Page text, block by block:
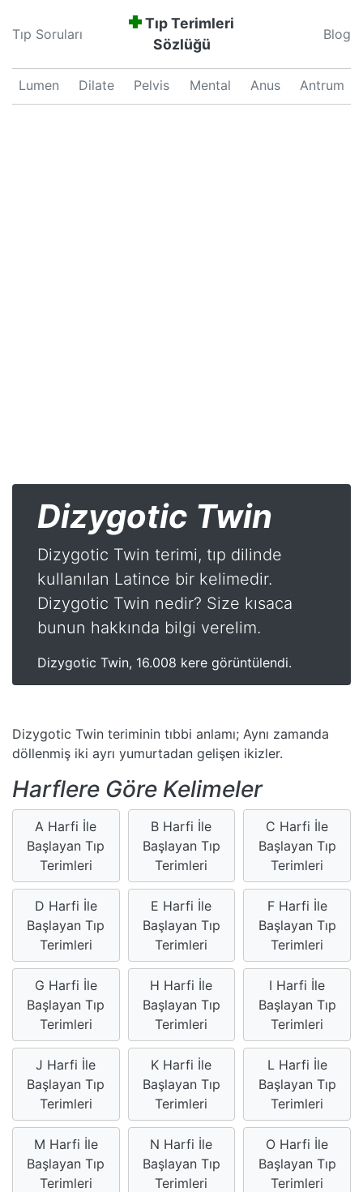
Tıp Soruları
Tıp Terimleri
Sözlüğü
Blog
Lumen Dilate Pelvis Mental Anus
Antrum
Dizygotic Twin
Dizygotic Twin terimi, tıp dilinde
kullanılan Latince bir kelimedir.
Dizygotic Twin nedir? Size kısaca
bunun hakkında bilgi verelim.
Dizygotic Twin, 16.008 kere görüntülendi.
Dizygotic Twin teriminin tıbbi anlamı; Aynı zamanda
döllenmiş iki ayrı yumurtadan gelişen ikizler.
Harflere Göre Kelimeler
A Harfi İle
Başlayan Tıp
Terimleri
B Harfi İle
Başlayan Tıp
Terimleri
C Harfi İle
Başlayan Tıp
Terimleri
D Harfi İle
Başlayan Tıp
Terimleri
E Harfi İle
Başlayan Tıp
Terimleri
F Harfi İle
Başlayan Tıp
Terimleri
G Harfi İle
Başlayan Tıp
Terimleri
H Harfi İle
Başlayan Tıp
Terimleri
I Harfi İle
Başlayan Tıp
Terimleri
J Harfi İle
Başlayan Tıp
Terimleri
K Harfi İle
Başlayan Tıp
Terimleri
L Harfi İle
Başlayan Tıp
Terimleri
M Harfi İle
Başlayan Tıp
Terimleri
N Harfi İle
Başlayan Tıp
Terimleri
O Harfi İle
Başlayan Tıp
Terimleri